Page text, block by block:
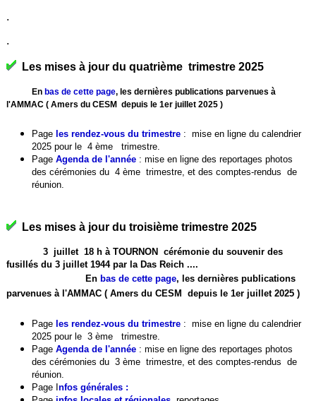
.
.
Les mises à jour du quatrième trimestre 2025
En bas de cette page, les dernières publications parvenues à
l'AMMAC ( Amers du CESM depuis le 1er juillet 2025 )
Page les rendez-vous du trimestre : mise en ligne du calendrier
2025 pour le 4 ème trimestre.
PageAgenda de l'année : mise en ligne des reportages photos
des cérémonies du 4 ème trimestre, et des comptes-rendus de
réunion.
Les mises à jour du troisième trimestre 2025
3 juillet 18 h à TOURNON cérémonie du souvenir des
fusillés du 3 juillet 1944 par la Das Reich ....
En bas de cette page, les dernières publications
parvenues à l'AMMAC ( Amers du CESM depuis le 1er juillet 2025 )
Page les rendez-vous du trimestre : mise en ligne du calendrier
2025 pour le 3 ème trimestre.
PageAgenda de l'année : mise en ligne des reportages photos
des cérémonies du 3 ème trimestre, et des comptes-rendus de
réunion.
Page Infos générales :